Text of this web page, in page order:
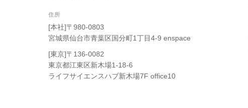
住所
[本社]〒980-0803
宮城県仙台市青葉区国分町1丁目4-9 enspace
[東京]〒136-0082
東京都江東区新木場1-18-6
ライフサイエンスハブ新木場7F office10